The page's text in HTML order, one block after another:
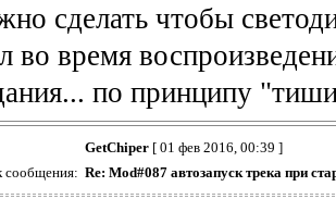
сделать чтобы
во время
по принципу
GetChiper[ 01 фев 2016, 00:39 ]
сообщения: Re: Mod#087автозапуск трека при